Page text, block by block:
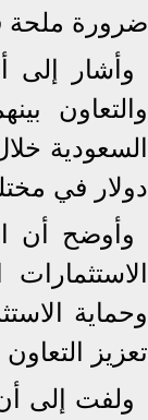
ضرورة ملحة
وأشار إلى
والتعاون
دولار في
وأوضح أن
وحماية
تعزيز
ولفت إلى